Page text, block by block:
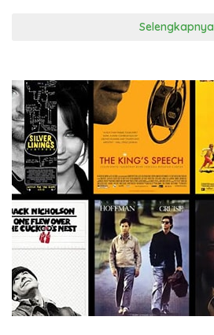
Selengkapnya